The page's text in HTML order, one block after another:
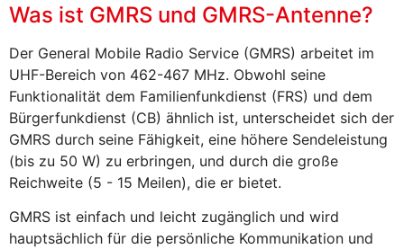
Was ist GMRS und GMRS-Antenne?
Der General Mobile Radio Service (GMRS) arbeitet im
UHF-Bereich von 462-467 MHz. Obwohl seine
Funktionalität dem Familienfunkdienst (FRS) und dem
Bürgerfunkdienst (CB) ähnlich ist, unterscheidet sich der
GMRS durch seine Fähigkeit, eine höhere Sendeleistung
(bis zu 50 W) zu erbringen, und durch die große
Reichweite (5 - 15 Meilen), die er bietet.
GMRS ist einfach und leicht zugänglich und wird
hauptsächlich für die persönliche Kommunikation und